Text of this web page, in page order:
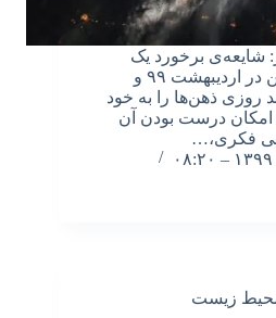
شایعه‌ی برخورد یک
شهاب سنگ به کره‌ی زمین در اردیبهشت ۹۹ و
روزی ذهن‌ها را به خود
امکان درست بودن آن
فکری،…
زیست